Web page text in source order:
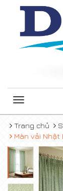
Toggle
Trang chủ
Màn vải Nhật